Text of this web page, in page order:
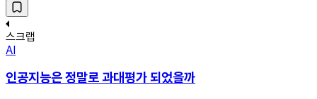
스크랩
AI
인공지능은 정말로 과대평가 되었을까